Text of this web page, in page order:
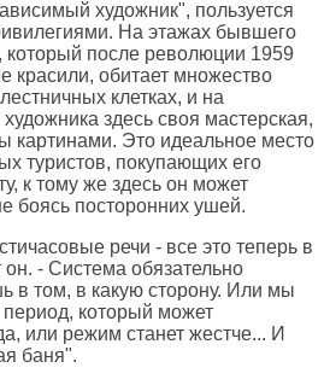
художник", пользуется
На этажах бывшего
который после революции 1959
красили, обитает множество
клетках, и на
здесь своя мастерская,
картинами. Это идеальное место
туристов, покупающих его
к тому же здесь он может
боясь посторонних ушей.
речи - все это теперь в
- Система обязательно
в том, в какую сторону. Или мы
который может
или режим станет жестче... И
баня".